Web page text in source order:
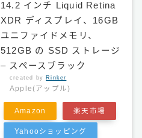
14.2 インチ Liquid Retina
XDR ディスプレイ、16GB
ユニファイドメモリ、
512GB の SSD ストレージ
– スペースブラック
created by Rinker
Apple(アップル)
Amazon 楽天市場
Yahooショッピング